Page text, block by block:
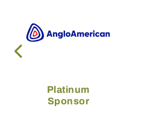
Platinum
Sponsor